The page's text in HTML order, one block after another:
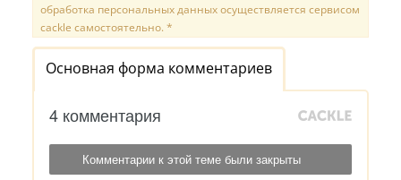
обработка персональных данных осуществляется сервисом
cackle самостоятельно. *
Основная форма комментариев
4 комментария
Комментарии к этой теме были закрыты